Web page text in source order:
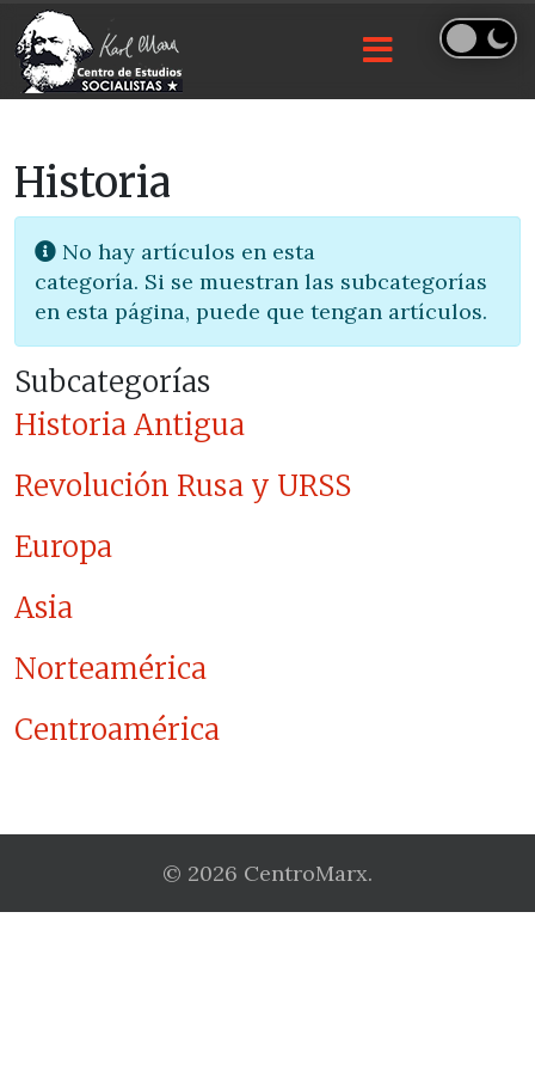
Historia
Info
No hay artículos en esta
categoría. Si se muestran las subcategorías
en esta página, puede que tengan artículos.
Subcategorías
Historia Antigua
Revolución Rusa y URSS
Europa
Asia
Norteamérica
Centroamérica
© 2026 CentroMarx.